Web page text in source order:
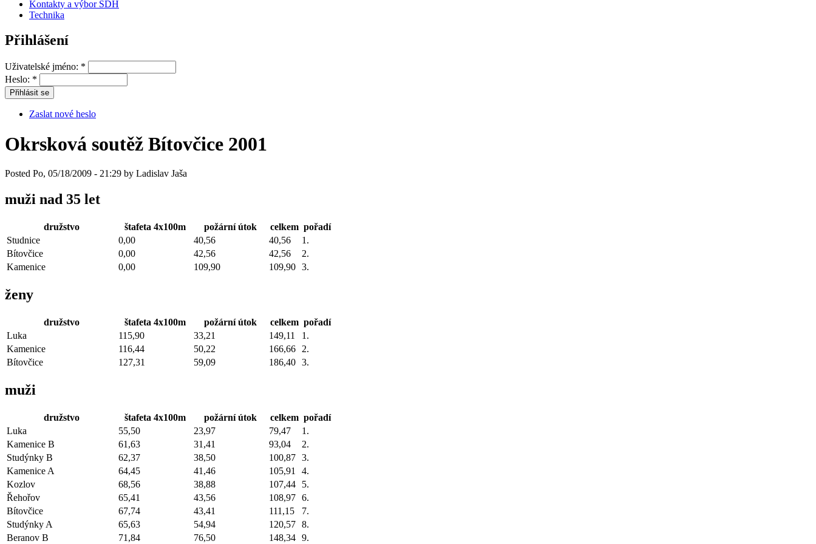
Kontakty a výbor SDH
Technika
Přihlášení
Uživatelské jméno: *
Heslo: *
Zaslat nové heslo
Okrsková soutěž Bítovčice 2001
Posted Po, 05/18/2009 - 21:29 by Ladislav Jaša
muži nad 35 let
družstvo štafeta 4x100m požární útok celkem pořadí
Studnice
0,00 40,56 40,56
1.
Bítovčice
0,00 42,56 42,56
2.
Kamenice
0,00 109,90 109,90 3.
ženy
družstvo štafeta 4x100m požární útok celkem pořadí
Luka
115,90 33,21 149,11
1.
Kamenice
116,44 50,22 166,66
2.
Bítovčice
127,31 59,09 186,40 3.
muži
družstvo štafeta 4x100m požární útok celkem pořadí
Luka
55,50 23,97 79,47
1.
Kamenice B
61,63 31,41 93,04
2.
Studýnky B
62,37 38,50 100,87 3.
Kamenice A
64,45 41,46 105,91
4.
Kozlov
68,56 38,88 107,44
5.
Řehořov
65,41 43,56 108,97 6.
Bítovčice
67,74 43,41 111,15
7.
Studýnky A
65,63 54,94 120,57 8.
Beranov B
71,84 76,50 148,34 9.